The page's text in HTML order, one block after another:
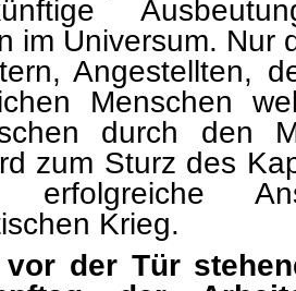
im Universum. Nur
Angestellten,
Menschen
durch den
zum Sturz des
Krieg.
vor der Tür